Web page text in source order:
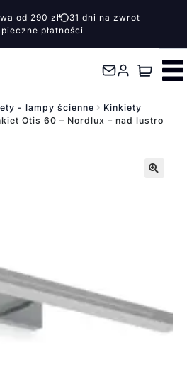
od 290 zł
31 dni na zwrot
płatności
- lampy ścienne
Kinkiety
Otis 60 – Nordlux – nad lustro